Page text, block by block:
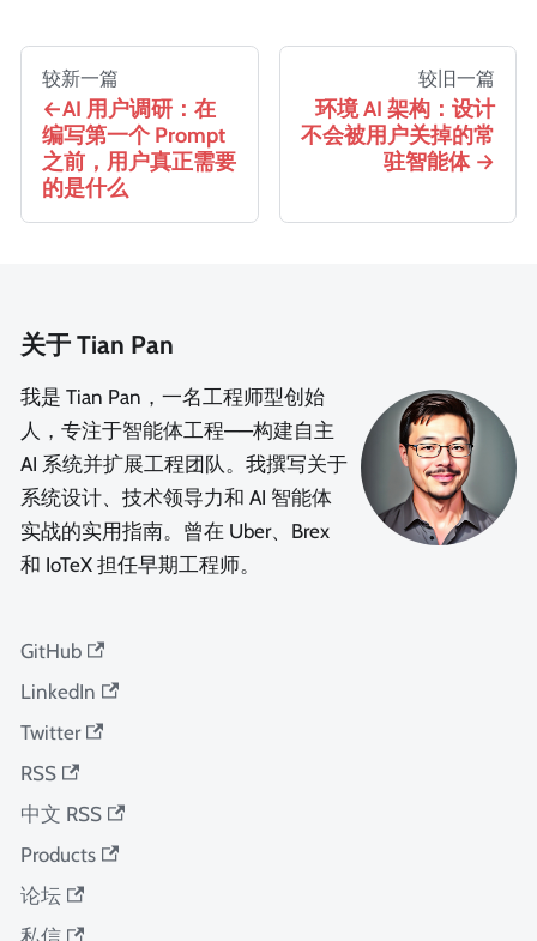
较新一篇
AI 用户调研：在
编写第一个 Prompt
之前，用户真正需要
的是什么
较旧一篇
环境 AI 架构：设计
不会被用户关掉的常
驻智能体
关于 Tian Pan
我是 Tian Pan，一名工程师型创始
人，专注于智能体工程——构建自主
AI 系统并扩展工程团队。我撰写关于
系统设计、技术领导力和 AI 智能体
实战的实用指南。曾在 Uber、Brex
和 IoTeX 担任早期工程师。
GitHub
LinkedIn
Twitter
RSS
中文 RSS
Products
论坛
私信